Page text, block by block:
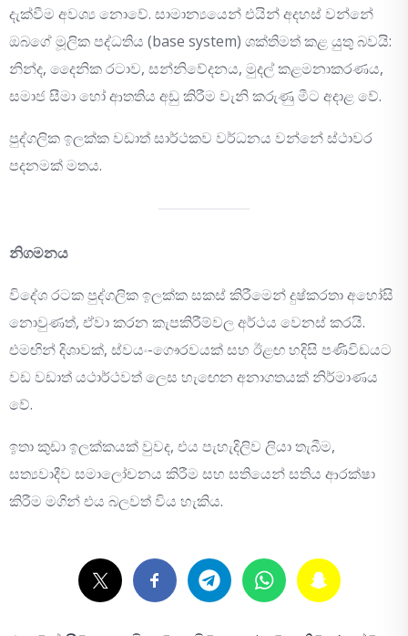
දැක්වීම අවශ්‍ය නොවේ. සාමාන්‍යයෙන් එයින් අදහස් වන්නේ
ඔබගේ මූලික පද්ධතිය (base system) ශක්තිමත් කළ යුතු බවයි:
නින්ද, දෛනික රටාව, සන්නිවේදනය, මුදල් කළමනාකරණය,
සමාජ සීමා හෝ ආතතිය අඩු කිරීම වැනි කරුණු මීට අදාළ වේ.
පුද්ගලික ඉලක්ක වඩාත් සාර්ථකව වර්ධනය වන්නේ ස්ථාවර
පදනමක් මතය.
නිගමනය
විදේශ රටක පුද්ගලික ඉලක්ක සකස් කිරීමෙන් දුෂ්කරතා අහෝසි
නොවුණත්, ඒවා කරන කැපකිරීම්වල අර්ථය වෙනස් කරයි.
එමඟින් දිශාවක්, ස්වයං-ගෞරවයක් සහ ඊළඟ හදිසි පණිවිඩයට
වඩ වඩාත් යථාර්ථවත් ලෙස හැඟෙන අනාගතයක් නිර්මාණය
වේ.
ඉතා කුඩා ඉලක්කයක් වුවද, එය පැහැදිලිව ලියා තැබීම,
සත්‍යවාදීව සමාලෝචනය කිරීම සහ සතියෙන් සතිය ආරක්ෂා
කිරීම මගින් එය බලවත් විය හැකිය.